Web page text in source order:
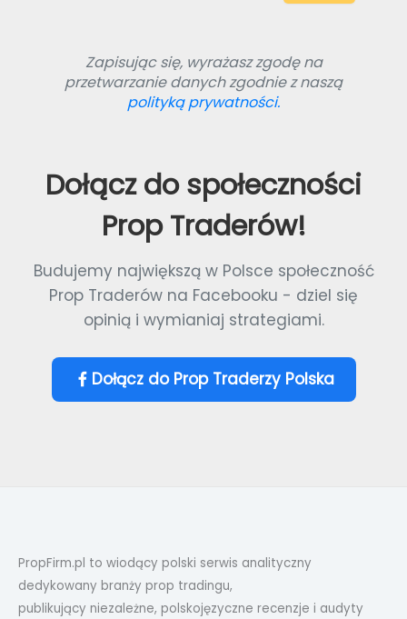
Zapisując się, wyrażasz zgodę na
przetwarzanie danych zgodnie z naszą
polityką prywatności.
Dołącz do społeczności
Prop Traderów!
Budujemy największą w Polsce społeczność
Prop Traderów na Facebooku - dziel się
opinią i wymianiaj strategiami.
Dołącz do Prop Traderzy Polska
PropFirm.pl to wiodący polski serwis analityczny
dedykowany branży prop tradingu,
publikujący niezależne, polskojęzyczne recenzje i audyty